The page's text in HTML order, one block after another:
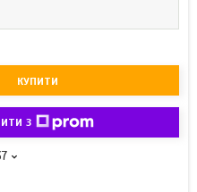
КУПИТИ
З